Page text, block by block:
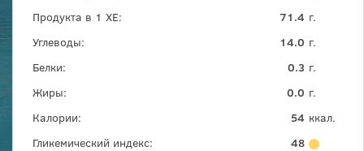
Продукта в 1 ХЕ:
г.
71.4
Углеводы:
г.
14.0
Белки:
г.
0.3
Жиры:
г.
0.0
Калории:
ккал.
54
Гликемический индекс:
48